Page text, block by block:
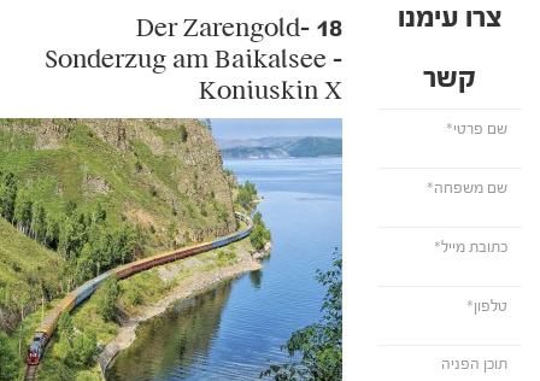
צרו עימנו
קשר
18 Der Zarengold-
Sonderzug am Baikalsee –
Koniuskin X